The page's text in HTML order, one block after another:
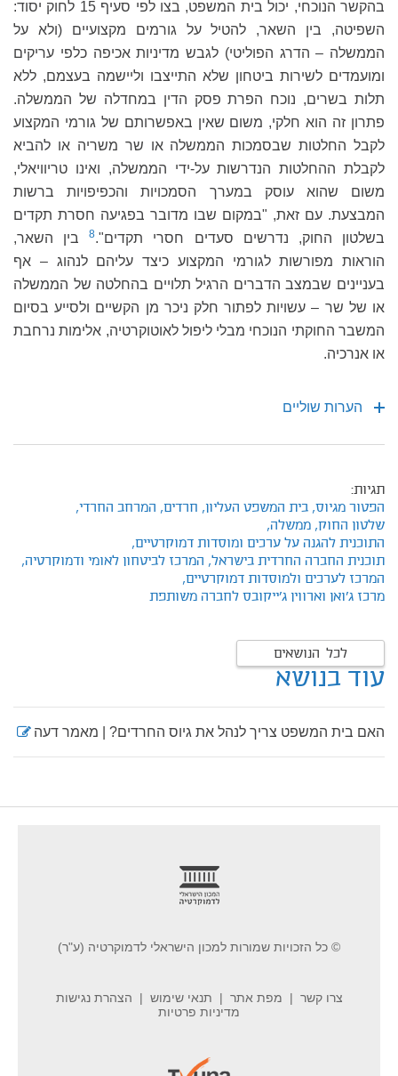
בהקשר הנוכחי, יכול בית המשפט, בצו לפי סעיף 15 לחוק יסוד:
השפיטה, בין השאר, להטיל על גורמים מקצועיים (ולא על
הממשלה – הדרג הפוליטי) לגבש מדיניות אכיפה כלפי עריקים
ומועמדים לשירות ביטחון שלא התייצבו וליישמה בעצמם, ללא
תלות בשרים, נוכח הפרת פסק הדין במחדלה של הממשלה.
פתרון זה הוא חלקי, משום שאין באפשרותם של גורמי המקצוע
לקבל החלטות שבסמכות הממשלה או שר משריה או להביא
לקבלת ההחלטות הנדרשות על-ידי הממשלה, ואינו טריוויאלי,
משום שהוא עוסק במערך הסמכויות והכפיפויות ברשות
המבצעת. עם זאת, "במקום שבו מדובר בפגיעה חסרת תקדים
בשלטון החוק, נדרשים סעדים חסרי תקדים".8בין השאר,
הוראות מפורשות לגורמי המקצוע כיצד עליהם לנהוג – אף
בעניינים שבמצב הדברים הרגיל תלויים בהחלטה של הממשלה
או של שר – עשויות לפתור חלק ניכר מן הקשיים ולסייע בסיום
המשבר החוקתי הנוכחי מבלי ליפול לאוטוקרטיה, אלימות נרחבת
או אנרכיה.
הערות שוליים
תגיות:
הפטור מגיוס, בית המשפט העליון, חרדים, המרחב החרדי,
שלטון החוק, ממשלה,
התוכנית להגנה על ערכים ומוסדות דמוקרטיים,
תוכנית החברה החרדית בישראל, המרכז לביטחון לאומי ודמוקרטיה,
המרכז לערכים ולמוסדות דמוקרטיים,
מרכז ג'ואן וארווין ג'ייקובס לחברה משותפת
לכל הנושאים
עוד בנושא
האם בית המשפט צריך לנהל את גיוס החרדים? | מאמר דעה
© כל הזכויות שמורות למכון הישראלי לדמוקרטיה (ע"ר)
צרו קשר מפת אתר תנאי שימוש
הצהרת נגישות
מדיניות פרטיות